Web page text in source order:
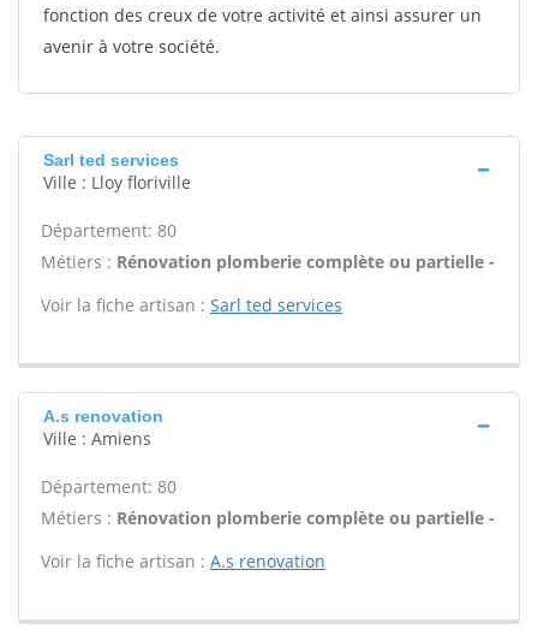
fonction des creux de votre activité et ainsi assurer un
avenir à votre société.
Sarl ted services
Ville : Lloy floriville
Département: 80
Métiers : Rénovation plomberie complète ou partielle -
Voir la fiche artisan : Sarl ted services
A.s renovation
Ville : Amiens
Département: 80
Métiers : Rénovation plomberie complète ou partielle -
Voir la fiche artisan : A.s renovation